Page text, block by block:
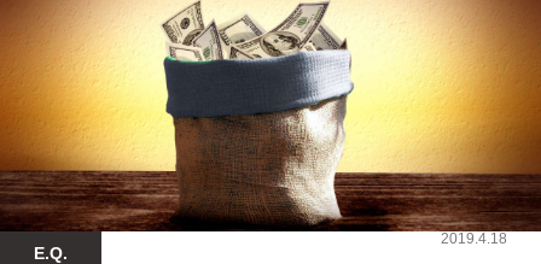
E.Q.
2019.4.18